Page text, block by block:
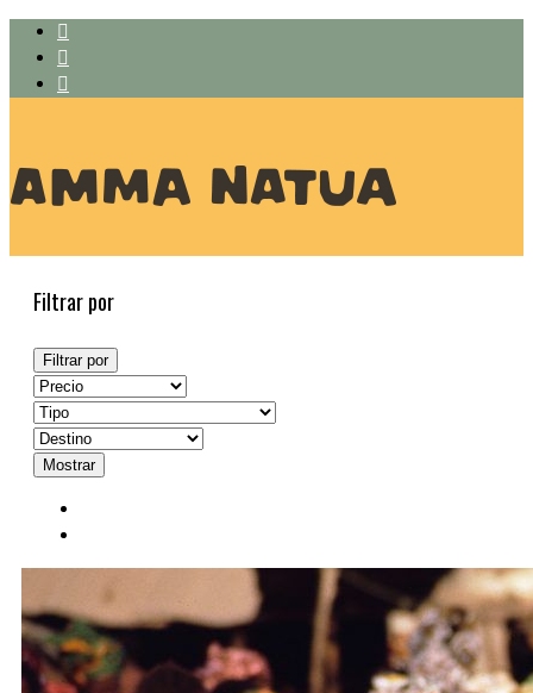
Filtrar por
Filtrar por
Mostrar